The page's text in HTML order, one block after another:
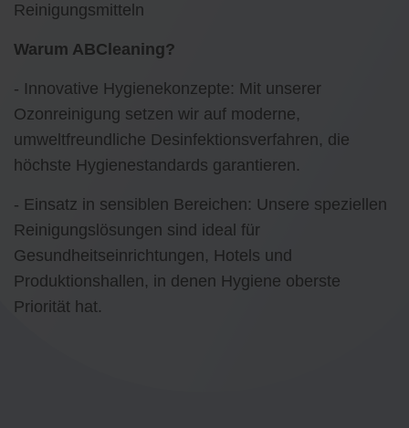
Reinigungsmitteln
Warum ABCleaning?
- Innovative Hygienekonzepte: Mit unserer
Ozonreinigung setzen wir auf moderne,
umweltfreundliche Desinfektionsverfahren, die
höchste Hygienestandards garantieren.
- Einsatz in sensiblen Bereichen: Unsere speziellen
Reinigungslösungen sind ideal für
Gesundheitseinrichtungen, Hotels und
Produktionshallen, in denen Hygiene oberste
Priorität hat.